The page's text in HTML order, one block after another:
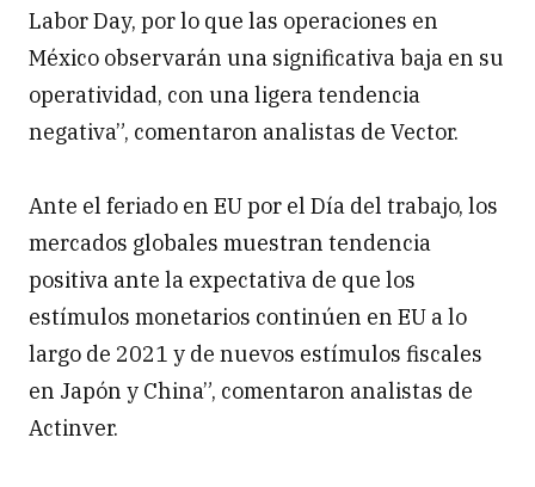
Labor Day, por lo que las operaciones en
México observarán una significativa baja en su
operatividad, con una ligera tendencia
negativa”, comentaron analistas de Vector.
Ante el feriado en EU por el Día del trabajo, los
mercados globales muestran tendencia
positiva ante la expectativa de que los
estímulos monetarios continúen en EU a lo
largo de 2021 y de nuevos estímulos fiscales
en Japón y China”, comentaron analistas de
Actinver.